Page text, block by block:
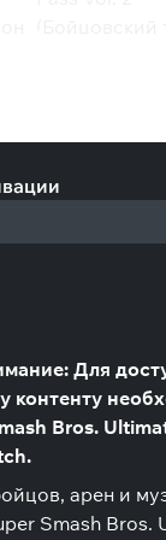
Для
контенту
Bros.
арен и
Smash Bros.